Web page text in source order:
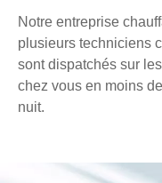
Notre entreprise
plusieurs techniciens
sont dispatchés sur
chez vous en moins
nuit.